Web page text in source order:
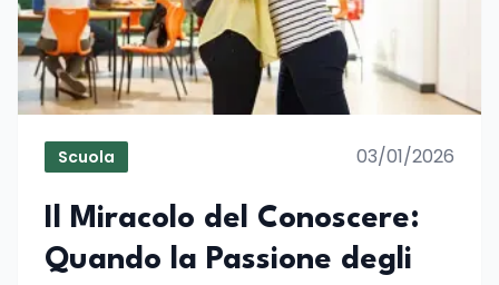
Scuola 03/01/2026
Il Miracolo del Conoscere:
Quando la Passione degli